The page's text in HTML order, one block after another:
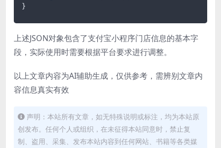
}
上述JSON对象包含了支付宝小程序门店信息的基本字
段，实际使用时需要根据平台要求进行调整。
以上文章内容为AI辅助生成，仅供参考，需辨别文章内
容信息真实有效
声明：本站所有文章，如无特殊说明或标注，均为本站原
创发布。任何个人或组织，在未征得本站同意时，禁止复
制、盗用、采集、发布本站内容到任何网站、书籍等各类媒